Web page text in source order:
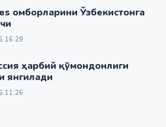
омборларини Ўзбекистонга
16:29
ҳарбий қўмондонлиги
янгилади
11:26